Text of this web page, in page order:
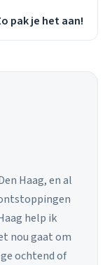
pak je het aan!
Haag, en al
help ik
nou gaat om
ochtend of